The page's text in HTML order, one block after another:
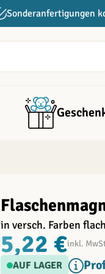
Sonderanfertigungen
in versch. Farben
5,22 €inkl.
AUF LAGER